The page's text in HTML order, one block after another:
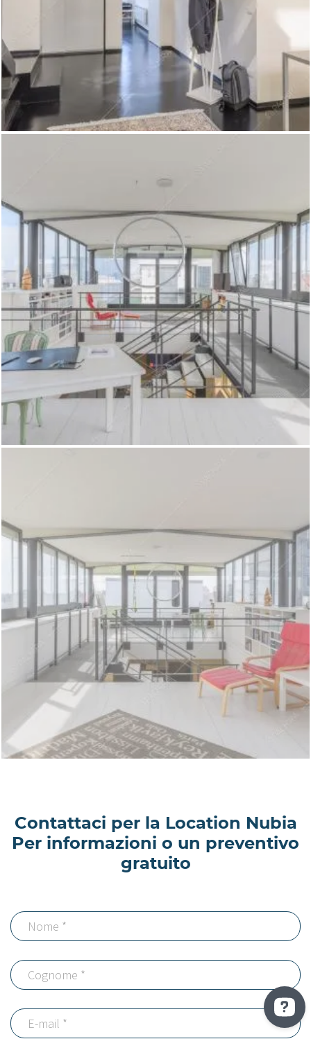
Contattaci per la Location Nubia
Per informazioni o un preventivo
gratuito